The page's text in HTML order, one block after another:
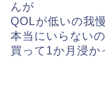
んが
QOLが低いの我
本当にいらない
買って1か月浸か